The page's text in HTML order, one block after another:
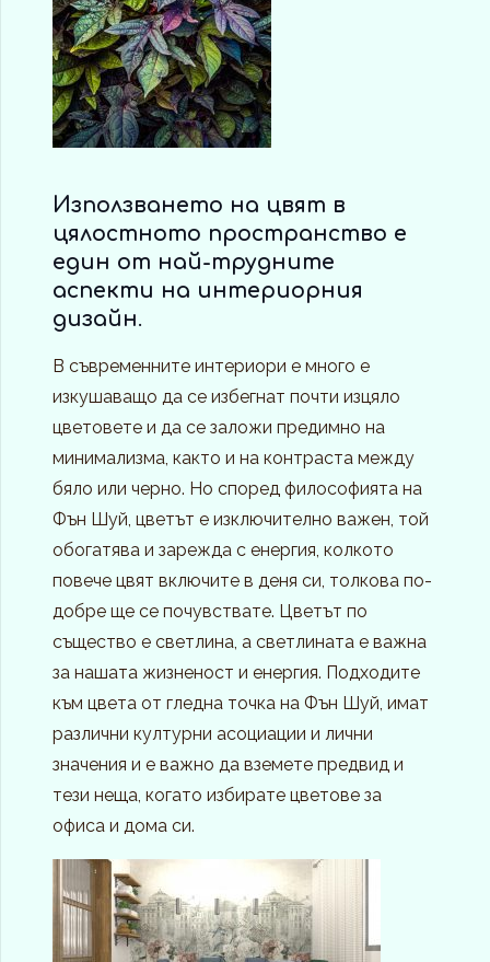
Използването на цвят в
цялостното пространство е
един от най-трудните
аспекти на интериорния
дизайн.
В съвременните интериори е много е
изкушаващо да се избегнат почти изцяло
цветовете и да се заложи предимно на
минимализма, както и на контраста между
бяло или черно. Но според философията на
Фън Шуй, цветът е изключително важен, той
обогатява и зарежда с енергия, колкото
повече цвят включите в деня си, толкова по-
добре ще се почувствате. Цветът по
същество е светлина, а светлината е важна
за нашата жизненост и енергия. Подходите
към цвета от гледна точка на Фън Шуй, имат
различни културни асоциации и лични
значения и е важно да вземете предвид и
тези неща, когато избирате цветове за
офиса и дома си.